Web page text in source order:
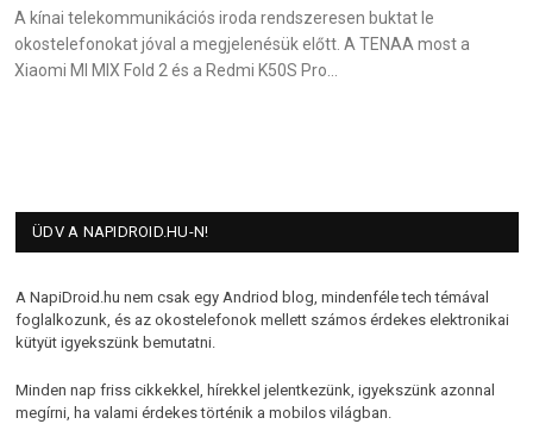
A kínai telekommunikációs iroda rendszeresen buktat le
okostelefonokat jóval a megjelenésük előtt. A TENAA most a
Xiaomi MI MIX Fold 2 és a Redmi K50S Pro…
ÜDV A NAPIDROID.HU-N!
A NapiDroid.hu nem csak egy Andriod blog, mindenféle tech témával
foglalkozunk, és az okostelefonok mellett számos érdekes elektronikai
kütyüt igyekszünk bemutatni.
Minden nap friss cikkekkel, hírekkel jelentkezünk, igyekszünk azonnal
megírni, ha valami érdekes történik a mobilos világban.